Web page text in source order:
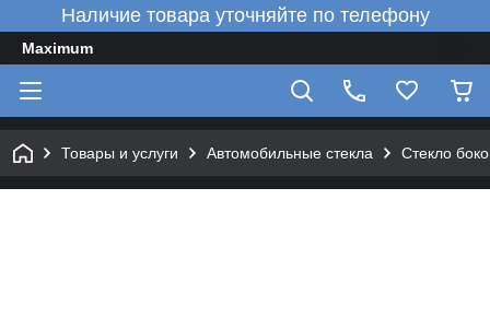
Наличие товара уточняйте по телефону
Maximum
Товары и услуги Автомобильные стекла Стекло